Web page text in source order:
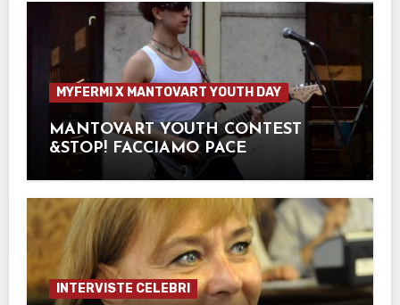
MYFERMI X MANTOVART YOUTH DAY
MANTOVART YOUTH CONTEST
&STOP! FACCIAMO PACE
INTERVISTE CELEBRI